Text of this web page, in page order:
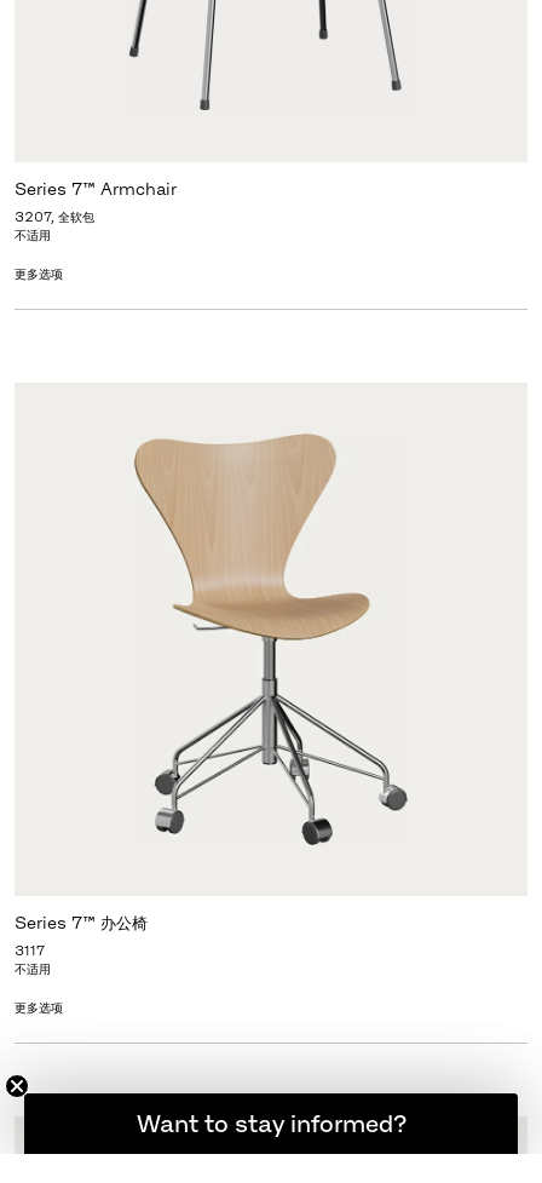
Series 7™ Armchair
3207, 全软包
不适用
更多选项
Series 7™ 办公椅
3117
不适用
更多选项
想随时了解最新资讯吗？
Want to stay informed?